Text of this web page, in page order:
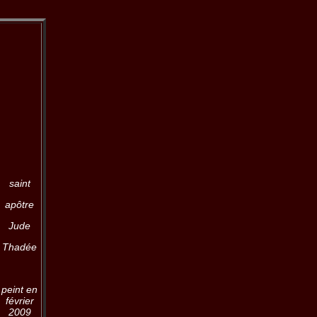
saint
apôtre
Jude
Thadée
peint en
février
2009